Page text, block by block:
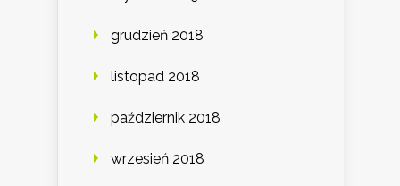
grudzień 2018
listopad 2018
październik 2018
wrzesień 2018